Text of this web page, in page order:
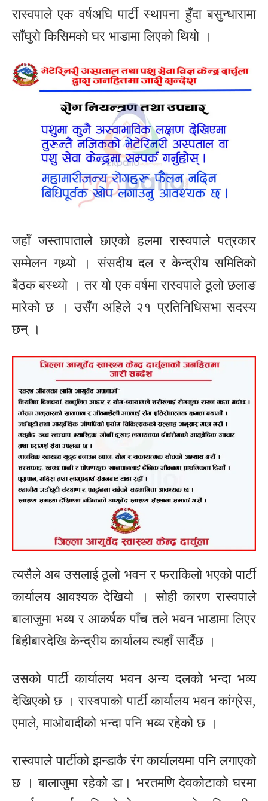
रास्वपाले एक वर्षअघि पार्टी स्थापना हुँदा बसुन्धारामा
साँघुरो किसिमको घर भाडामा लिएको थियो ।
जहाँ जस्तापाताले छाएको हलमा रास्वपाले पत्रकार
सम्मेलन गथ्र्यो । संसदीय दल र केन्द्रीय समितिको
बैठक बस्थ्यो । तर यो एक वर्षमा रास्वपाले ठूलो छलाङ
मारेको छ । उसँग अहिले २१ प्रतिनिधिसभा सदस्य
छन् ।
त्यसैले अब उसलाई ठूलो भवन र फराकिलो भएको पार्टी
कार्यालय आवश्यक देखियो । सोही कारण रास्वपाले
बालाजुमा भव्य र आकर्षक पाँच तले भवन भाडामा लिएर
बिहीबारदेखि केन्द्रीय कार्यालय त्यहाँ सार्दैछ ।
उसको पार्टी कार्यालय भवन अन्य दलको भन्दा भव्य
देखिएको छ । रास्वपाको पार्टी कार्यालय भवन कांग्रेस,
एमाले, माओवादीको भन्दा पनि भव्य रहेको छ ।
रास्वपाले पार्टीको झन्डाकै रंग कार्यालयमा पनि लगाएको
छ । बालाजुमा रहेको डा। भरतमणि देवकोटाको घरमा